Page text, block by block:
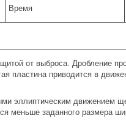
Время
от выброса. Дробление
пластина приводится в
эллиптическим движением
меньше заданного